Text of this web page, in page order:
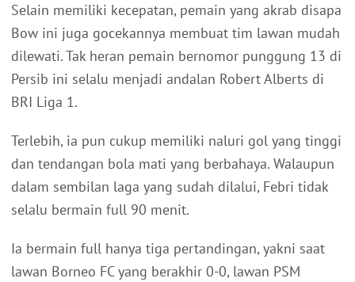
Selain memiliki kecepatan, pemain yang akrab disapa
Bow ini juga gocekannya membuat tim lawan mudah
dilewati. Tak heran pemain bernomor punggung 13 di
Persib ini selalu menjadi andalan Robert Alberts di
BRI Liga 1.
Terlebih, ia pun cukup memiliki naluri gol yang tinggi
dan tendangan bola mati yang berbahaya. Walaupun
dalam sembilan laga yang sudah dilalui, Febri tidak
selalu bermain full 90 menit.
Ia bermain full hanya tiga pertandingan, yakni saat
lawan Borneo FC yang berakhir 0-0, lawan PSM